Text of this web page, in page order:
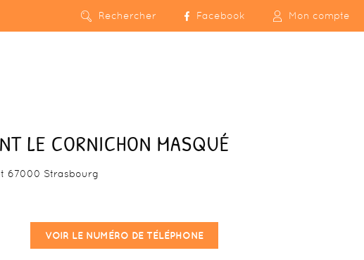
Rechercher Facebook Mon compte
LE CORNICHON MASQUÉ
67000 Strasbourg
VOIR LE NUMÉRO DE TÉLÉPHONE